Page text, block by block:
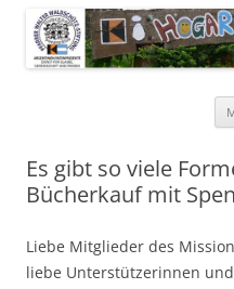
Es gibt so viele
Bücherkauf mit
Liebe Mitglieder des
liebe Unterstützerinnen